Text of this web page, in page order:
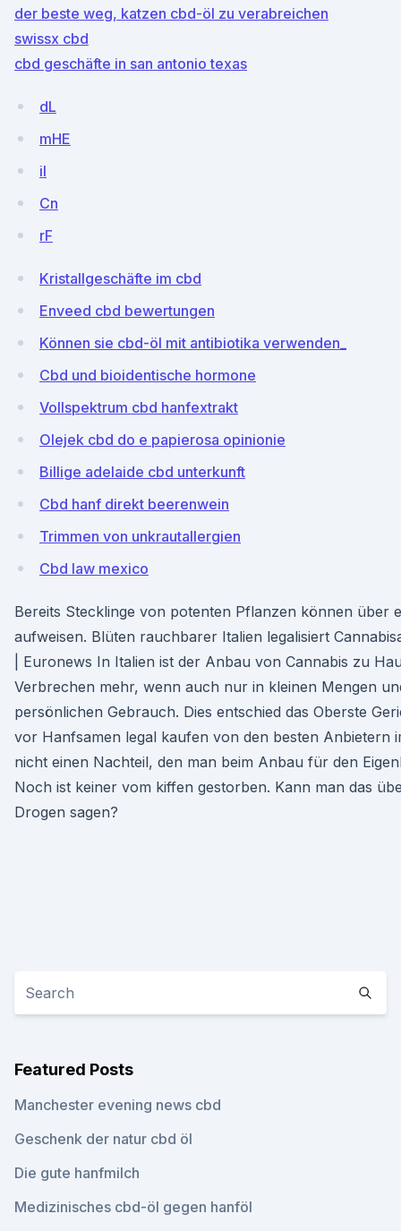
der beste weg, katzen cbd-öl zu verabreichen
swissx cbd
cbd geschäfte in san antonio texas
dL
mHE
il
Cn
rF
Kristallgeschäfte im cbd
Enveed cbd bewertungen
Können sie cbd-öl mit antibiotika verwenden_
Cbd und bioidentische hormone
Vollspektrum cbd hanfextrakt
Olejek cbd do e papierosa opinionie
Billige adelaide cbd unterkunft
Cbd hanf direkt beerenwein
Trimmen von unkrautallergien
Cbd law mexico
Bereits Stecklinge von potenten Pflanzen können über
aufweisen. Blüten rauchbarer Italien legalisiert
| Euronews In Italien ist der Anbau von Cannabis zu
Verbrechen mehr, wenn auch nur in kleinen Mengen
persönlichen Gebrauch. Dies entschied das Oberste
vor Hanfsamen legal kaufen von den besten Anbietern
nicht einen Nachteil, den man beim Anbau für den
Noch ist keiner vom kiffen gestorben. Kann man das
Drogen sagen?
Featured Posts
Manchester evening news cbd
Geschenk der natur cbd öl
Die gute hanfmilch
Medizinisches cbd-öl gegen hanföl